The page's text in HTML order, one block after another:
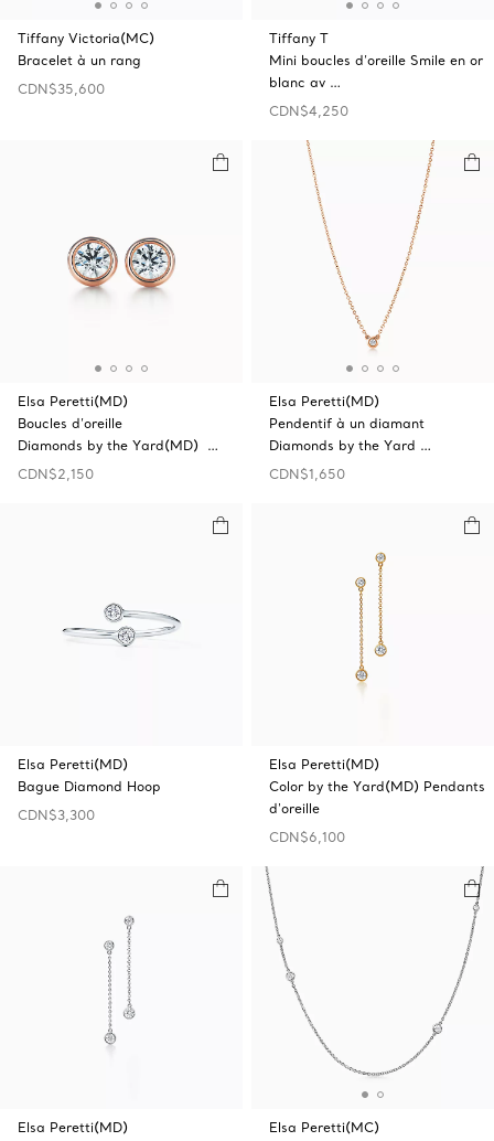
Tiffany Victoria(MC)
Bracelet à un rang
CDN$35,600
Tiffany T
Mini boucles d’oreille Smile en or
blanc av …
CDN$4,250
Elsa Peretti(MD)
Boucles d’oreille
Diamonds by the Yard(MD) …
CDN$2,150
Elsa Peretti(MD)
Pendentif à un diamant
Diamonds by the Yard …
CDN$1,650
Elsa Peretti(MD)
Bague Diamond Hoop
CDN$3,300
Elsa Peretti(MD)
Color by the Yard(MD) Pendants
d'oreille
CDN$6,100
Elsa Peretti(MD) Elsa Peretti(MC)